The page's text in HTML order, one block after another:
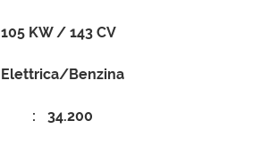
105 KW / 143 CV
Elettrica/Benzina
34.200